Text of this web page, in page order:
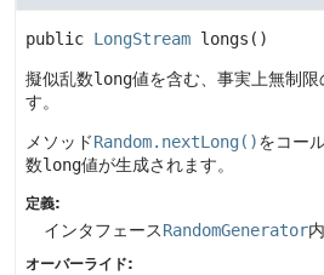
public LongStream longs ()
擬似乱数long値を含む、事実上無制
す。
メソッドRandom.nextLong()をコー
数long値が生成されます。
定義:
インタフェースRandomGenerator
オーバーライド: